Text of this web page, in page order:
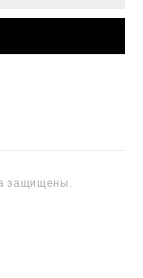
защищены.